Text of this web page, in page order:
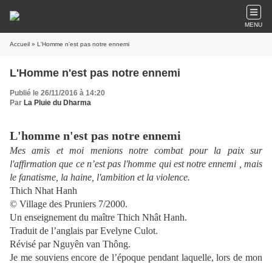
MENU
Accueil » L'Homme n'est pas notre ennemi
L'Homme n'est pas notre ennemi
Publié le 26/11/2016 à 14:20
Par La Pluie du Dharma
L'homme n'est pas notre ennemi
Mes amis et moi menions notre combat pour la paix sur
l'affirmation que ce n’est pas l'homme qui est notre ennemi , mais
le fanatisme, la haine, l'ambition et la violence.
Thich Nhat Hanh
© Village des Pruniers 7/2000.
Un enseignement du maître Thich Nhât Hanh.
Traduit de l’anglais par Evelyne Culot.
Révisé par Nguyên van Thông.
Je me souviens encore de l’époque pendant laquelle, lors de mon